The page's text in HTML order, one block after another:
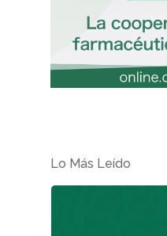
Lo Más Leído